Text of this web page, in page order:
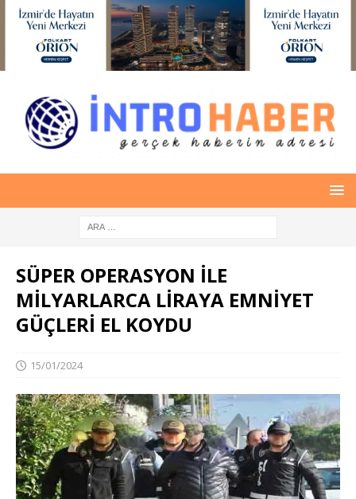
SÜPER OPERASYON İLE
MİLYARLARCA LİRAYA EMNİYET
GÜÇLERİ EL KOYDU
15/01/2024